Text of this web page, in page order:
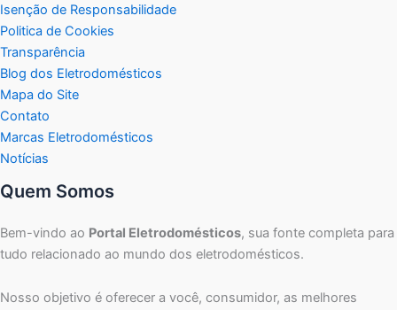
Isenção de Responsabilidade
Politica de Cookies
Transparência
Blog dos Eletrodomésticos
Mapa do Site
Contato
Marcas Eletrodomésticos
Notícias
Quem Somos
Bem-vindo ao Portal Eletrodomésticos, sua fonte completa para
tudo relacionado ao mundo dos eletrodomésticos.
Nosso objetivo é oferecer a você, consumidor, as melhores